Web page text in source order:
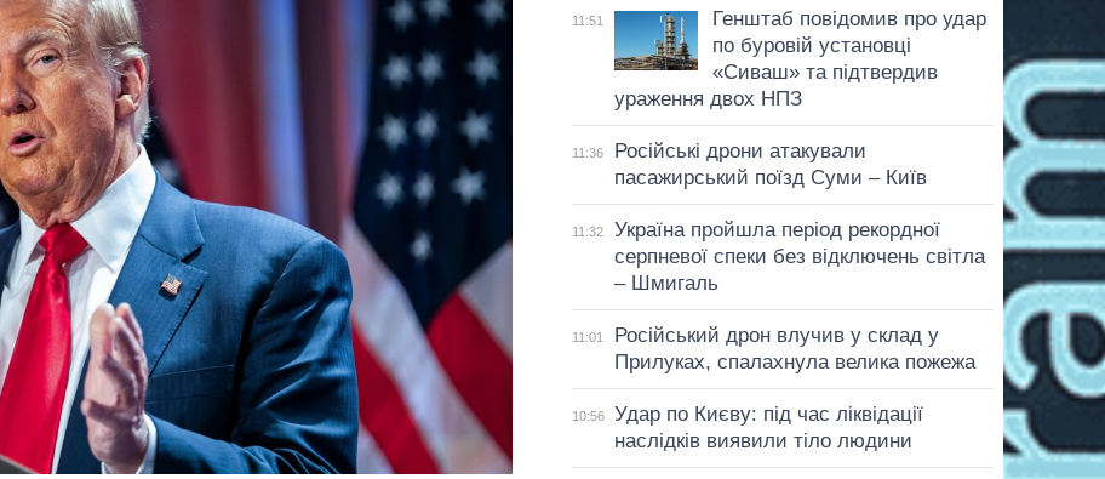
11:51
Генштаб повідомив про удар
по буровій установці
«Сиваш» та підтвердив
ураження двох НПЗ
11:36
Російські дрони атакували
пасажирський поїзд Суми – Київ
11:32
Україна пройшла період рекордної
серпневої спеки без відключень світла
– Шмигаль
11:01
Російський дрон влучив у склад у
Прилуках, спалахнула велика пожежа
10:56
Удар по Києву: під час ліквідації
наслідків виявили тіло людини